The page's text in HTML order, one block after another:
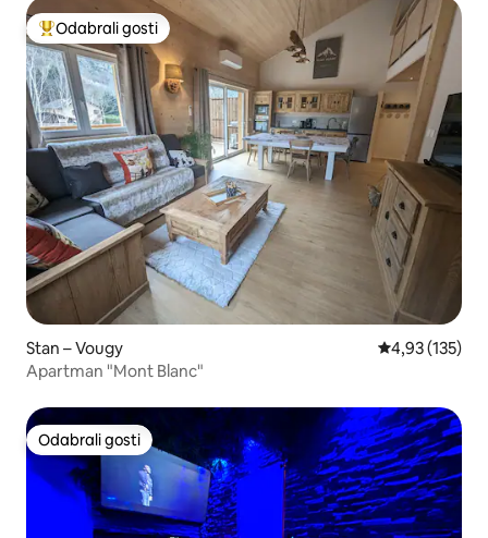
Među najviše rangiranima s oznakom „Odabrali gosti”
Odabrali gosti
Stan – Vougy Prosječna
4,93 (135)
Apartman "Mont Blanc"
Odabrali gosti
Odabrali gosti